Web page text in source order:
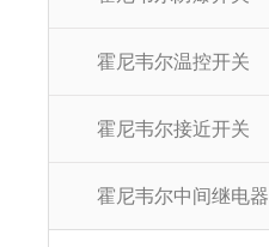
霍尼韦尔温控开关
霍尼韦尔接近开关
霍尼韦尔中间继电器